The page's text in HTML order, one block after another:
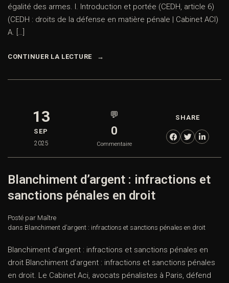
égalité des armes. I. Introduction et portée (CEDH, article 6)
(CEDH : droits de la défense en matière pénale | Cabinet ACI)
A. […]
CONTINUER LA LECTURE
13
SEP
2025
💬
0
Commentaire
SHARE
Blanchiment d’argent : infractions et
sanctions pénales en droit
Posté par Maître
dans Blanchiment d’argent : infractions et sanctions pénales en droit
Blanchiment d’argent : infractions et sanctions pénales en
droit Blanchiment d’argent : infractions et sanctions pénales
en droit. Le Cabinet Aci, avocats pénalistes à Paris, défend